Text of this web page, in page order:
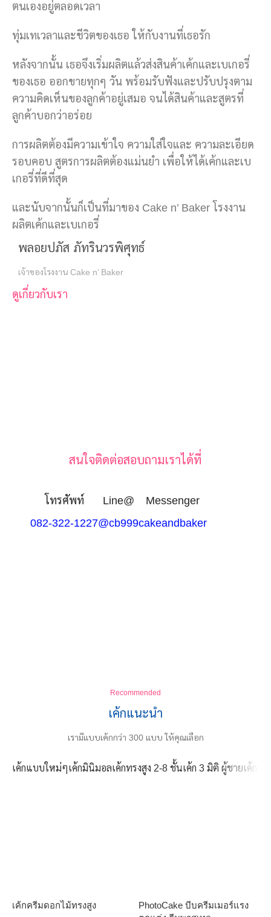
ตนเองอยู่ตลอดเวลา
ทุ่มเทเวลาและชีวิตของเธอ ให้กับงานที่เธอรัก
หลังจากนั้น เธอจึงเริ่มผลิตแล้วส่งสินค้าเค้กและเบเกอรี่
ของเธอ ออกขายทุกๆ วัน พร้อมรับฟังและปรับปรุงตาม
ความคิดเห็นของลูกค้าอยู่เสมอ จนได้สินค้าและสูตรที่
ลูกค้าบอกว่าอร่อย
การผลิตต้องมีความเข้าใจ ความใส่ใจและ ความละเอียด
รอบคอบ สูตรการผลิตต้องแม่นยำ เพื่อให้ได้เค้กและเบ
เกอรี่ที่ดีที่สุด
และนับจากนั้นก็เป็นที่มาของ Cake n’ Baker โรงงาน
ผลิตเค้กและเบเกอรี่
พลอยปภัส ภัทรินวรพิศุทธ์
เจ้าของโรงงาน Cake n’ Baker
ดูเกี่ยวกับเรา
สนใจติดต่อสอบถามเราได้ที่
โทรศัพท์
082-322-1227
Line@
@cb999
Messenger
cakeandbaker
Recommended
เค้กแนะนำ
เรามีแบบเค้กกว่า 300 แบบ ให้คุณเลือก
เค้กแบบใหม่ๆเค้กมินิมอลเค้กทรงสูง 2-8 ชั้นเค้ก 3 มิติ ผู้ชายเค้ก 3
เค้กครีมดอกไม้ทรงสูง
PhotoCake บีบครีมเมอร์แรง